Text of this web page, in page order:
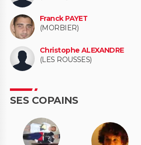
Franck PAYET
(MORBIER)
Christophe ALEXANDRE
(LES ROUSSES)
SES COPAINS